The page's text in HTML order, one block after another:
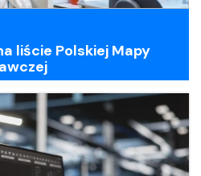
liście Polskiej Mapy